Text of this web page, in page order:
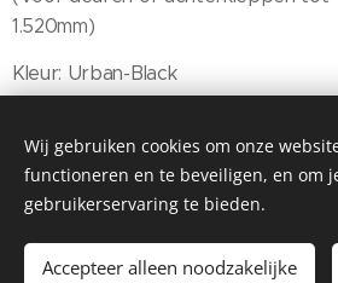
1.520mm)
Kleur: Urban-Black
Towbox CAMPER - 330 Liter -
LONG
Versie:LONGchasis, draait 180°
Wij gebruiken cookies om onze
functioneren en te beveiligen, en om
gebruikerservaring te bieden.
Accepteer alleen noodzakelijke